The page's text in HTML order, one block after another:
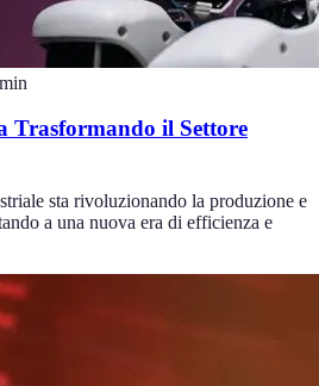
min
Trasformando il Settore
sta rivoluzionando la produzione e
a una nuova era di efficienza e